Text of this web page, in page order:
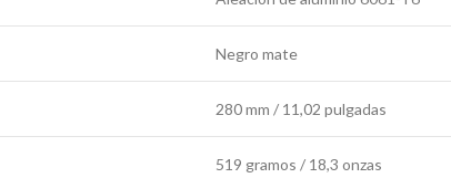
Negro mate
280 mm / 11,02 pulgadas
519 gramos / 18,3 onzas